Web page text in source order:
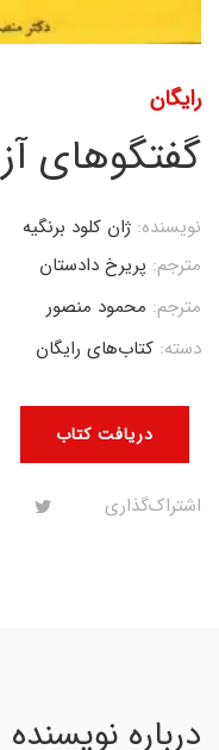
رایگان
گفتگوهای
دریافت کتاب
نویسنده: ژان کلود برنگیه
مترجم: پریرخ دادستان
مترجم: محمود منصور
دسته: کتاب‌های رایگان
اشتراک‌گذاری
درباره نویسنده